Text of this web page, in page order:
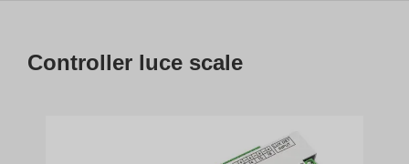
Controller luce scale